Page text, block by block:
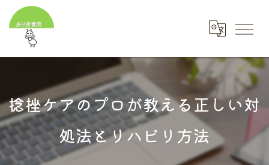
捻挫ケアのプロが教える正しい対
処法とリハビリ方法